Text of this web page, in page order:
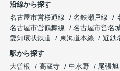
沿線から探す
名古屋市営桜通線
名鉄瀬戸線
名古屋市営鶴舞線
名古屋市営名
愛知環状鉄道
東海道本線
近鉄
駅から探す
大曽根
高蔵寺 中水野 尾張旭